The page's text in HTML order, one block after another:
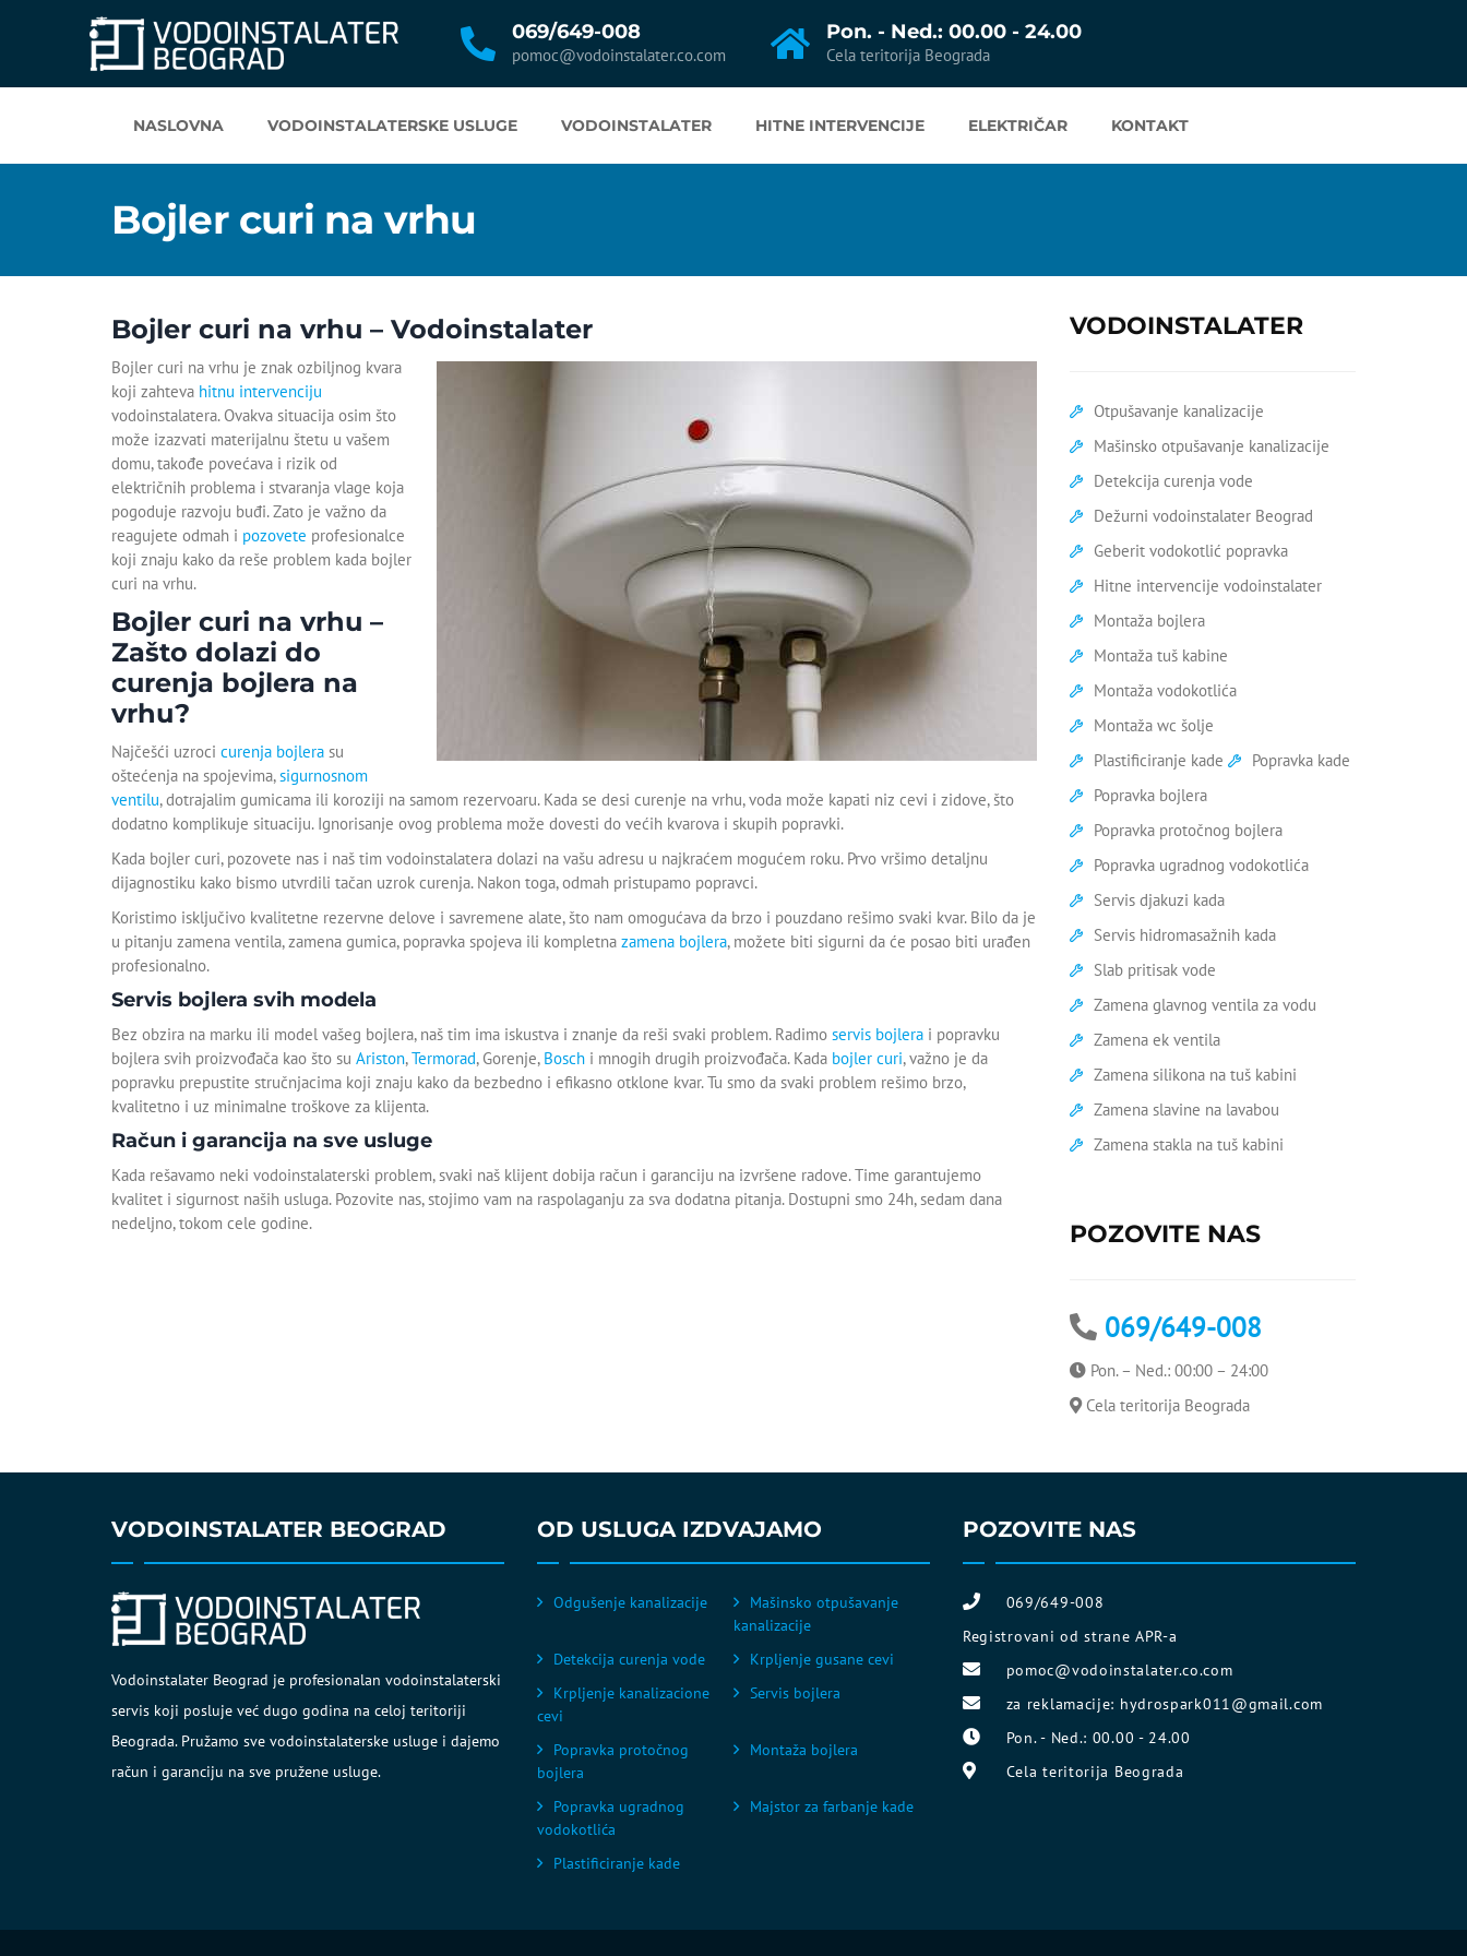
069/649-008
pomoc@vodoinstalater.co.com
Pon. - Ned.: 00.00 - 24.00
Cela teritorija Beograda
NASLOVNA VODOINSTALATERSKE USLUGE VODOINSTALATER HITNE INTERVENCIJE ELEKTRIČAR KONTAKT
Bojler curi na vrhu
Bojler curi na vrhu – Vodoinstalater
Bojler curi na vrhu je znak ozbiljnog kvara
koji zahteva hitnu intervenciju
vodoinstalatera. Ovakva situacija osim što
može izazvati materijalnu štetu u vašem
domu, takođe povećava i rizik od
električnih problema i stvaranja vlage koja
pogoduje razvoju buđi. Zato je važno da
reagujete odmah i pozovete profesionalce
koji znaju kako da reše problem kada bojler
curi na vrhu.
Bojler curi na vrhu –
Zašto dolazi do
curenja bojlera na
vrhu?
Najčešći uzroci curenja bojlera su
oštećenja na spojevima,sigurnosnom
ventilu, dotrajalim gumicama ili koroziji na samom rezervoaru. Kada se desi curenje na vrhu, voda može kapati niz cevi i zidove, što
dodatno komplikuje situaciju. Ignorisanje ovog problema može dovesti do većih kvarova i skupih popravki.
Kada bojler curi, pozovete nas i naš tim vodoinstalatera dolazi na vašu adresu u najkraćem mogućem roku. Prvo vršimo detaljnu
dijagnostiku kako bismo utvrdili tačan uzrok curenja. Nakon toga, odmah pristupamo popravci.
Koristimo isključivo kvalitetne rezervne delove i savremene alate, što nam omogućava da brzo i pouzdano rešimo svaki kvar. Bilo da je
u pitanju zamena ventila, zamena gumica, popravka spojeva ili kompletna zamena bojlera, možete biti sigurni da će posao biti urađen
profesionalno.
Servis bojlera svih modela
Bez obzira na marku ili model vašeg bojlera, naš tim ima iskustva i znanje da reši svaki problem. Radimo servis bojlera i popravku
bojlera svih proizvođača kao što su Ariston,Termorad, Gorenje, Bosch i mnogih drugih proizvođača. Kada bojler curi, važno je da
popravku prepustite stručnjacima koji znaju kako da bezbedno i efikasno otklone kvar. Tu smo da svaki problem rešimo brzo,
kvalitetno i uz minimalne troškove za klijenta.
Račun i garancija na sve usluge
Kada rešavamo neki vodoinstalaterski problem, svaki naš klijent dobija račun i garanciju na izvršene radove. Time garantujemo
kvalitet i sigurnost naših usluga. Pozovite nas, stojimo vam na raspolaganju za sva dodatna pitanja. Dostupni smo 24h, sedam dana
nedeljno, tokom cele godine.
VODOINSTALATER
Otpušavanje kanalizacije
Mašinsko otpušavanje kanalizacije
Detekcija curenja vode
Dežurni vodoinstalater Beograd
Geberit vodokotlić popravka
Hitne intervencije vodoinstalater
Montaža bojlera
Montaža tuš kabine
Montaža vodokotlića
Montaža wc šolje
Plastificiranje kade
Popravka kade
Popravka bojlera
Popravka protočnog bojlera
Popravka ugradnog vodokotlića
Servis djakuzi kada
Servis hidromasažnih kada
Slab pritisak vode
Zamena glavnog ventila za vodu
Zamena ek ventila
Zamena silikona na tuš kabini
Zamena slavine na lavabou
Zamena stakla na tuš kabini
POZOVITE NAS
069/649-008
Pon. – Ned.: 00:00 – 24:00
Cela teritorija Beograda
VODOINSTALATER BEOGRAD
Vodoinstalater Beograd je profesionalan vodoinstalaterski
servis koji posluje već dugo godina na celoj teritoriji
Beograda. Pružamo sve vodoinstalaterske usluge i dajemo
račun i garanciju na sve pružene usluge.
OD USLUGA IZDVAJAMO
Odgušenje kanalizacije
Mašinsko otpušavanje
kanalizacije
Detekcija curenja vode
Krpljenje gusane cevi
Krpljenje kanalizacione
cevi
Servis bojlera
Popravka protočnog
bojlera
Montaža bojlera
Popravka ugradnog
vodokotlića
Majstor za farbanje kade
Plastificiranje kade
POZOVITE NAS
069/649-008
Registrovani od strane APR-a
pomoc@vodoinstalater.co.com
za reklamacije: hydrospark011@gmail.com
Pon. - Ned.: 00.00 - 24.00
Cela teritorija Beograda